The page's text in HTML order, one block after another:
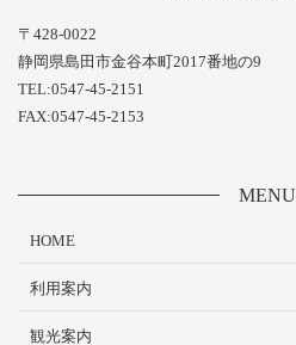
〒428-0022
静岡県島田市金谷本町2017番地の9
TEL:0547-45-2151
FAX:0547-45-2153
MENU
HOME
利用案内
観光案内